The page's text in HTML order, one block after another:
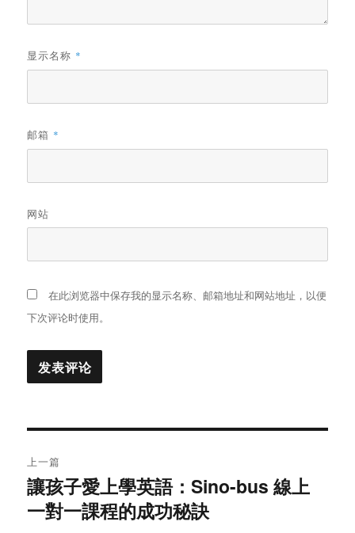
显示名称 *
邮箱 *
网站
在此浏览器中保存我的显示名称、邮箱地址和网站地址，以便
下次评论时使用。
章
导
上一篇
上
篇
讓孩子愛上學英語：Sino-bus 線上
一對一課程的成功秘訣